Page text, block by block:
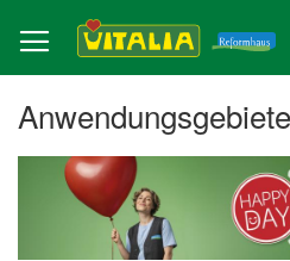
zum
Inhalt
Anwendungsgebiete